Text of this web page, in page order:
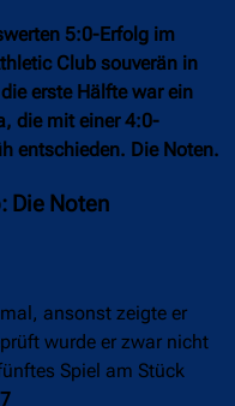
5:0-Erfolg im
Club souverän in
erste Hälfte war ein
die mit einer 4:0-
entschieden. Die Noten.
Die Noten
ansonst zeigte er
wurde er zwar nicht
Spiel am Stück